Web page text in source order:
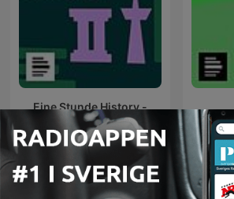
Eine Stunde History -
Deutschlandfunk Nova